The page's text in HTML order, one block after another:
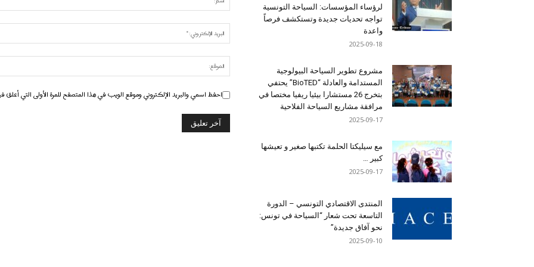
احفظ اسمي والبريد الإلكتروني وموقع الويب في هذا المتصفح للمرة الأولى التي أعلق
لرؤساء المؤسسات: السياحة التونسية
تواجه تحديات جديدة وتستكشف فرصاً
واعدة
2025-09-18
مشروع تطوير السياحة البيولوجية
المستدامة والعادلة “BioTED” يحتفي
بتخرج 26 مستشارا بيئيا ريفيا مختصا في
مرافقة مشاريع السياحة الفلاحية
2025-09-17
مع سيليكتا الحلمة تكتبها صغير و تعيشها
كبير …
2025-09-17
المنتدى الاقتصادي التونسي – الدورة
التاسعة تحت شعار “السياحة في تونس:
نحو آفاق جديدة”
2025-09-10